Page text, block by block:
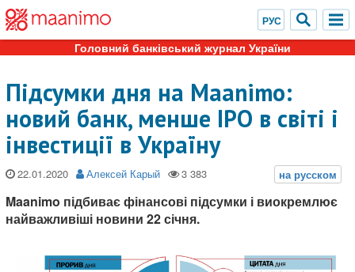
Головний банківський журнал України
Підсумки дня на Maanimo:
новий банк, менше IPO в світі і
інвестиції в Україну
22.01.2020 Алексей Карый
Maanimo підбиває фінансові підсумки і виокремлює
найважливіші новини 22 січня.